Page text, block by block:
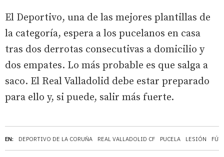
EN: DEPORTIVO DE LA CORUÑA REAL VALLADOLID CF PUCELA LESIÓN
El Deportivo, una de las mejores plantillas de
la categoría, espera a los pucelanos en casa
tras dos derrotas consecutivas a domicilio y
dos empates. Lo más probable es que salga a
saco. El Real Valladolid debe estar preparado
para ello y, si puede, salir más fuerte.